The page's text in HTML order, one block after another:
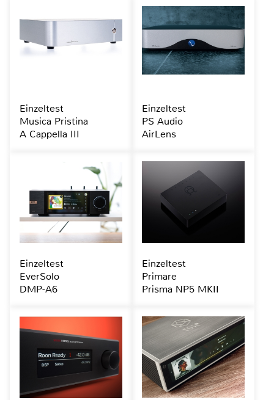
Einzeltest
Musica Pristina
A Cappella III
Einzeltest
PS Audio
AirLens
Einzeltest
EverSolo
DMP-A6
Einzeltest
Primare
Prisma NP5 MKII